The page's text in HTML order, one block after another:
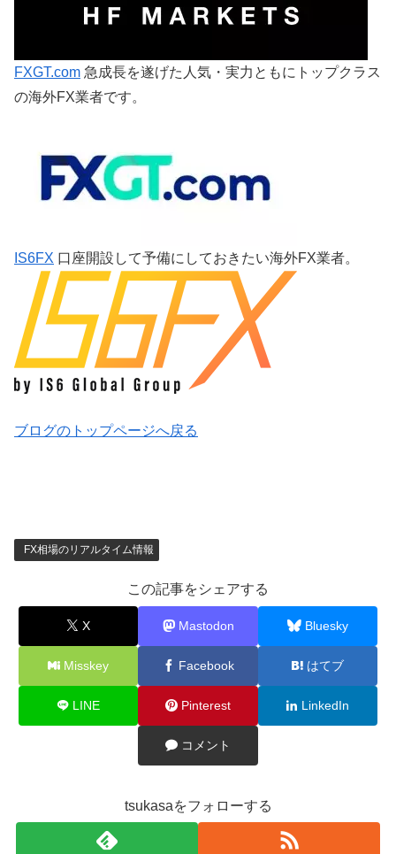
FXGT.com 急成長を遂げた人気・実力ともにトップクラス
の海外FX業者です。
IS6FX 口座開設して予備にしておきたい海外FX業者。
ブログのトップページへ戻る
FX相場のリアルタイム情報
この記事をシェアする
X Mastodon Bluesky
Misskey Facebook はてブ
LINE Pinterest LinkedIn
コメント
tsukasaをフォローする